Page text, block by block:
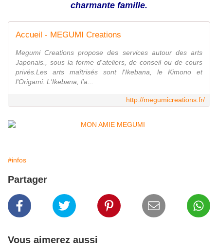
charmante famille.
Accueil - MEGUMI Creations
Megumi Creations propose des services autour des arts
Japonais., sous la forme d'ateliers, de conseil ou de cours
privés.Les arts maîtrisés sont l'Ikebana, le Kimono et
l'Origami. L'Ikebana, l'a...
http://megumicreations.fr/
#infos
Partager
Vous aimerez aussi